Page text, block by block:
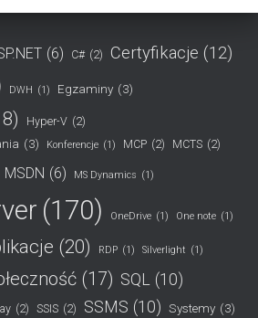
(6) C# (2) Certyfikacje (12)
DWH (1) Egzaminy (3)
Hyper-V (2)
(3) Konferencje (1) MCP (2) MCTS (2)
MSDN (6) MS Dynamics (1)
(170) OneDrive (1) One note (1)
(20) RDP (1) Silverlight (1)
(17) SQL (10)
(2) SSIS (2) SSMS (10) Systemy (3)